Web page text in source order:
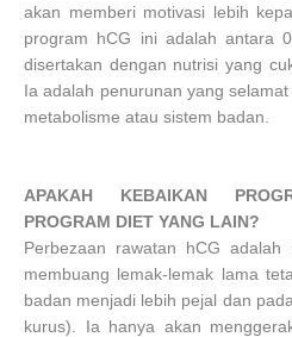
akan memberi motivasi lebih
program hCG ini adalah antara
disertakan dengan nutrisi yang
Ia adalah penurunan yang
metabolisme atau sistem badan.
APAKAH KEBAIKAN
PROGRAM DIET YANG LAIN?
Perbezaan rawatan hCG
membuang lemak-lemak lama
badan menjadi lebih pejal dan
kurus). Ia hanya akan